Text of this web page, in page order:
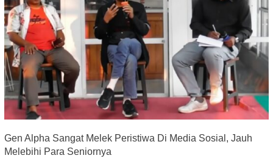
Gen Alpha Sangat Melek Peristiwa Di Media Sosial, Jauh
Melebihi Para Seniornya